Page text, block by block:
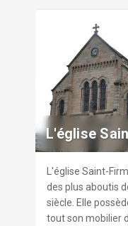
Bibliothèque
Ouverte depuis
gérée par
de 4.000
fréquentent
convivial et de
des ordinateurs
consultation.
L'église
L'église Saint-
des plus aboutis
siècle. Elle
tout son mobilier